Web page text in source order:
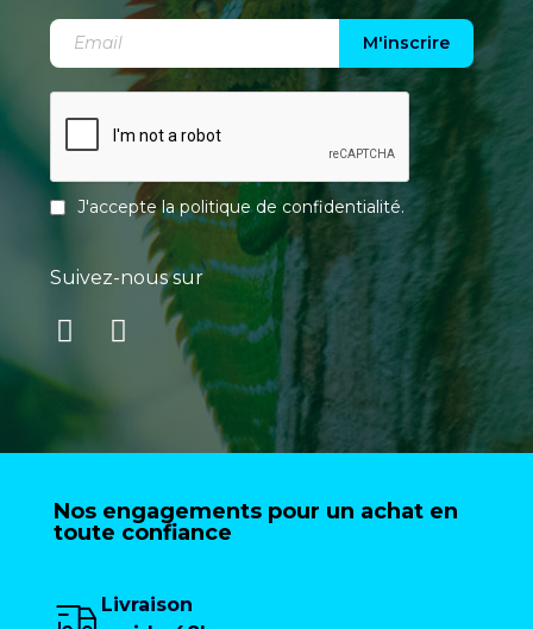
M'inscrire
J'accepte lapolitique de confidentialité.
Suivez-nous sur
Nos engagements pour un achat en
toute confiance
Livraison